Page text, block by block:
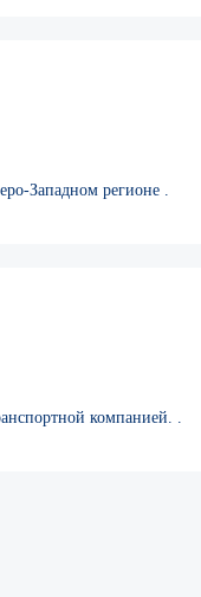
Западном регионе .
компанией. .